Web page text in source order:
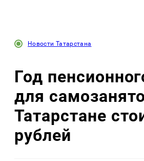
Новости Татарстана
Год
для
Татарстане
рублей